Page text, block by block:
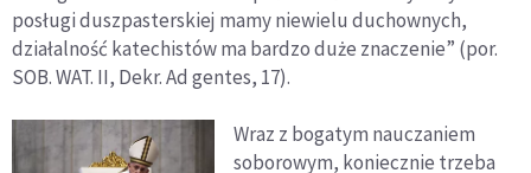
posługi duszpasterskiej mamy niewielu duchownych,
działalność katechistów ma bardzo duże znaczenie” (por.
SOB. WAT. II, Dekr. Ad gentes, 17).
Wraz z bogatym nauczaniem
soborowym, koniecznie trzeba